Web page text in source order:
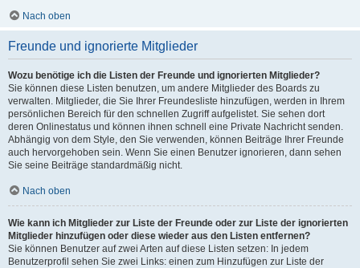
Nach oben
Freunde und ignorierte Mitglieder
Wozu benötige ich die Listen der Freunde und ignorierten Mitglieder?
Sie können diese Listen benutzen, um andere Mitglieder des Boards zu
verwalten. Mitglieder, die Sie Ihrer Freundesliste hinzufügen, werden in Ihrem
persönlichen Bereich für den schnellen Zugriff aufgelistet. Sie sehen dort
deren Onlinestatus und können ihnen schnell eine Private Nachricht senden.
Abhängig von dem Style, den Sie verwenden, können Beiträge Ihrer Freunde
auch hervorgehoben sein. Wenn Sie einen Benutzer ignorieren, dann sehen
Sie seine Beiträge standardmäßig nicht.
Nach oben
Wie kann ich Mitglieder zur Liste der Freunde oder zur Liste der ignorierten
Mitglieder hinzufügen oder diese wieder aus den Listen entfernen?
Sie können Benutzer auf zwei Arten auf diese Listen setzen: In jedem
Benutzerprofil sehen Sie zwei Links: einen zum Hinzufügen zur Liste der